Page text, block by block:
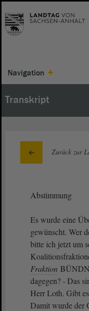
Navigation
Transkript
Zurück zur
Abstimmung
Es wurde eine
gewünscht. Wer
bitte ich jetzt um
Fraktion
dagegen? - Das
Herr Loth. Gibt
Damit wurde der